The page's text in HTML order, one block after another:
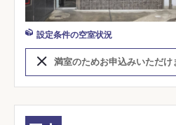
設定条件の空室状況
満室のためお申込みいただけ